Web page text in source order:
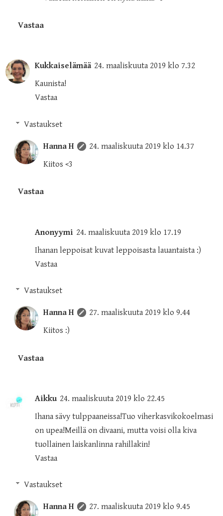
Vastaa
Kukkaiselämää 24. maaliskuuta 2019 klo 7.32
Kaunista!
Vastaa
Vastaukset
Hanna H
24. maaliskuuta 2019 klo 14.37
Kiitos <3
Vastaa
Anonyymi 24. maaliskuuta 2019 klo 17.19
Ihanan leppoisat kuvat leppoisasta lauantaista :)
Vastaa
Vastaukset
Hanna H
27. maaliskuuta 2019 klo 9.44
Kiitos :)
Vastaa
Aikku 24. maaliskuuta 2019 klo 22.45
Ihana sävy tulppaaneissa!Tuo viherkasvikokoelmasi
on upea!Meillä on divaani, mutta voisi olla kiva
tuollainen laiskanlinna rahillakin!
Vastaa
Vastaukset
Hanna H
27. maaliskuuta 2019 klo 9.45